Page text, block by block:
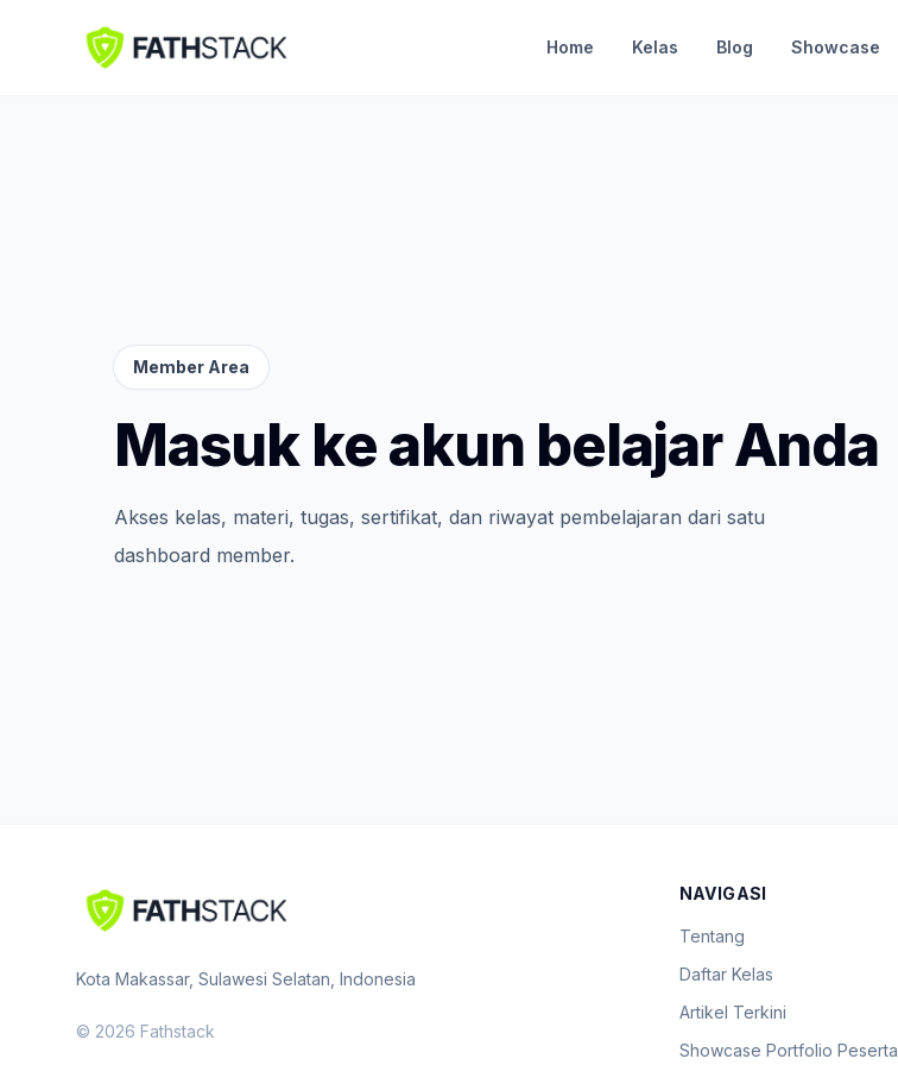
Home Kelas Blog Showcase
Member Area
Masuk ke akun belajar Anda
Akses kelas, materi, tugas, sertifikat, dan riwayat pembelajaran dari satu
dashboard member.
Kota Makassar, Sulawesi Selatan, Indonesia
© 2026 Fathstack
NAVIGASI
Tentang
Daftar Kelas
Artikel Terkini
Showcase Portfolio Peserta